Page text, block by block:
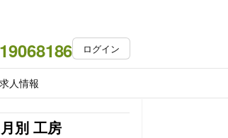
ログイン
求人情報
月別 工房